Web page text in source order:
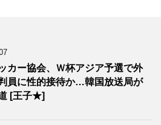
カー協会、Ｗ杯アジア予選で外
員に性的接待か…韓国放送局が
[王子★]